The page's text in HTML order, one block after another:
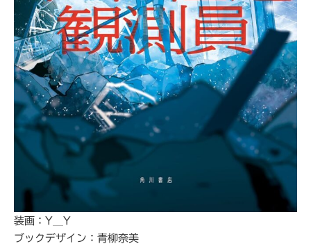
装画：Y＿Y
ブックデザイン：青柳奈美